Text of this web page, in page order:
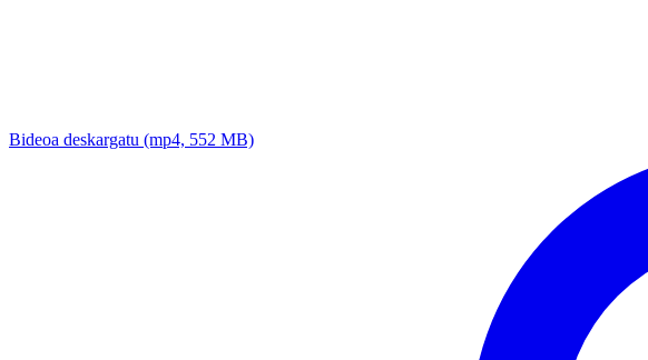
Bideoa deskargatu (mp4, 552 MB)